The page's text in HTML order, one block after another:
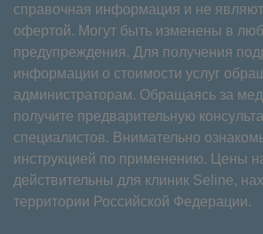
справочная информация и не
офертой. Могут быть изменены в
предупреждения. Для получения
информации о стоимости услуг
администраторам. Обращаясь за
получите предварительную
специалистов. Внимательно
инструкцией по применению. Цены
действительны для клиник Seline,
территории Российской Федерации.